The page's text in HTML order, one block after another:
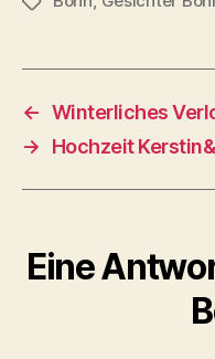
← Winterliches
→
Hochzeit
Eine